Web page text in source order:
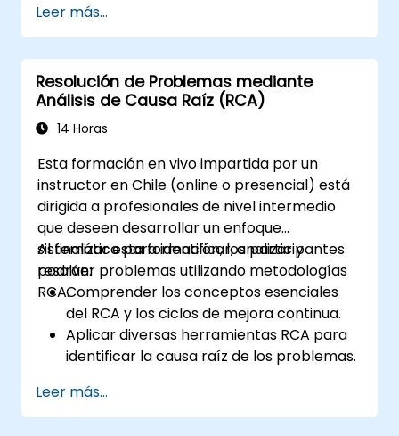
método de los 5 Porqués, el Diagrama de
Ishikawa (Diagrama de Espina de
Pescado) y el Análisis de Modos de Fallo y
Efectos (AMFE).
Desarrollar planes de acciones
correctivas y preventivas basados en los
Integrar el ACR en el proceso de auditoría
interna para mejorar la gestión de
riesgos.
Leer más...
Resolución de Problemas mediante
Análisis de Causa Raíz (RCA)
14 Horas
Esta formación en vivo impartida por un
instructor en Chile (online o presencial) está
dirigida a profesionales de nivel intermedio
que deseen desarrollar un enfoque
sistemático para identificar, analizar y
resolver problemas utilizando metodologías
RCA.
Al finalizar esta formación, los participantes
podrán:
Comprender los conceptos esenciales
del RCA y los ciclos de mejora continua.
Aplicar diversas herramientas RCA para
identificar la causa raíz de los problemas.
eficaces de resolución de problemas.
Integrar el RCA en los esfuerzos de
Leer más...